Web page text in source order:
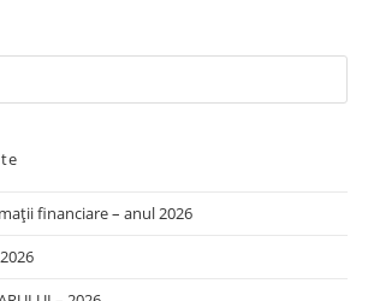
financiare – anul 2026